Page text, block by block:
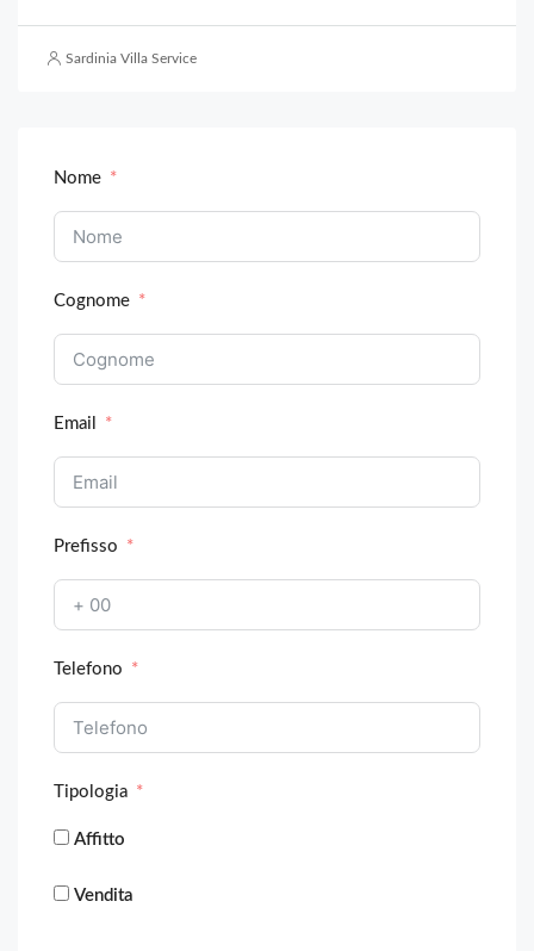
Sardinia Villa Service
Nome
Cognome
Email
Prefisso
Telefono
Tipologia
Affitto
Vendita